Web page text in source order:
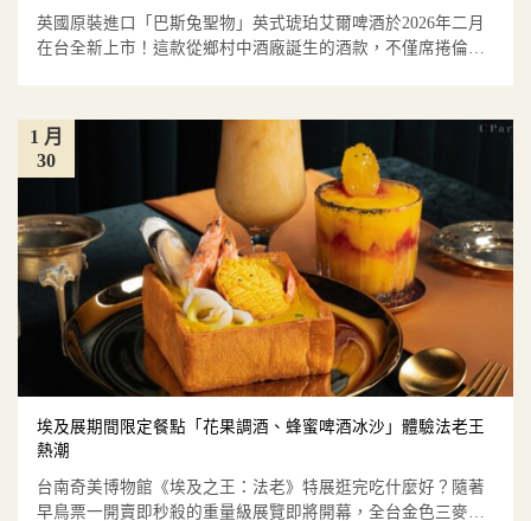
英國原裝進口「巴斯兔聖物」英式琥珀艾爾啤酒於2026年二月
在台全新上市！這款從鄉村中酒廠誕生的酒款，不僅席捲倫敦
埃及展期間限定餐點「花果調酒、蜂蜜啤酒冰沙」體驗法老王
熱潮
台南奇美博物館《埃及之王：法老》特展逛完吃什麼好？隨著
早鳥票一開賣即秒殺的重量級展覽即將開幕，全台金色三麥餐
30
1 月